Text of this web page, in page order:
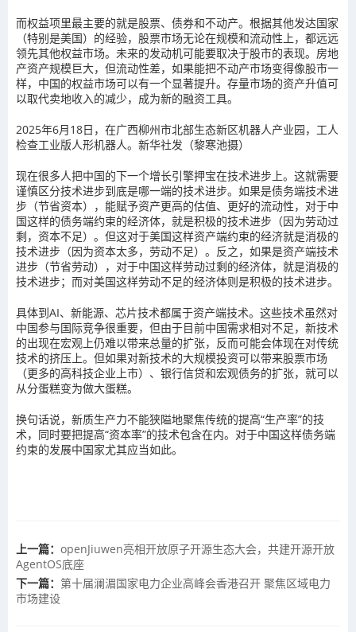
而权益项里最主要的就是股票、债券和不动产。根据其他发达国家
（特别是美国）的经验，股票市场无论在规模和流动性上，都远远
领先其他权益市场。未来的发动机可能要取决于股市的表现。房地
产资产规模巨大，但流动性差，如果能把不动产市场变得像股市一
样，中国的权益市场可以有一个显著提升。存量市场的资产升值可
以取代卖地收入的减少，成为新的融资工具。
2025年6月18日，在广西柳州市北部生态新区机器人产业园，工人
检查工业版人形机器人。 新华社发（黎寒池摄）
现在很多人把中国的下一个增长引擎押宝在技术进步上。这就需要
谨慎区分技术进步到底是哪一端的技术进步。如果是债务端技术进
步（节省资本），能赋予资产更高的估值、更好的流动性，对于中
国这样的债务端约束的经济体，就是积极的技术进步（因为劳动过
剩，资本不足）。但这对于美国这样资产端约束的经济就是消极的
技术进步（因为资本太多，劳动不足）。反之，如果是资产端技术
进步（节省劳动），对于中国这样劳动过剩的经济体，就是消极的
技术进步；而对美国这样劳动不足的经济体则是积极的技术进步。
具体到AI、新能源、芯片技术都属于资产端技术。这些技术虽然对
中国参与国际竞争很重要，但由于目前中国需求相对不足，新技术
的出现在宏观上仍难以带来总量的扩张，反而可能会体现在对传统
技术的挤压上。但如果对新技术的大规模投资可以带来股票市场
（更多的高科技企业上市）、银行信贷和宏观债务的扩张，就可以
从分蛋糕变为做大蛋糕。
换句话说，新质生产力不能狭隘地聚焦传统的提高“生产率”的技
术，同时要把提高“资本率”的技术包含在内。对于中国这样债务端
约束的发展中国家尤其应当如此。
上一篇： openJiuwen亮相开放原子开源生态大会，共建开源开放
AgentOS底座
下一篇： 第十届澜湄国家电力企业高峰会香港召开 聚焦区域电力
市场建设